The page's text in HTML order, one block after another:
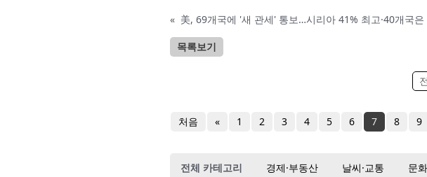
« 美, 69개국에 '새 관세' 통보…시리아 41% 최고·40개국은
목록보기
처음 « 1 2 3 4 5 6 7 8 9
전체 카테고리 경제·부동산 날씨·교통 문